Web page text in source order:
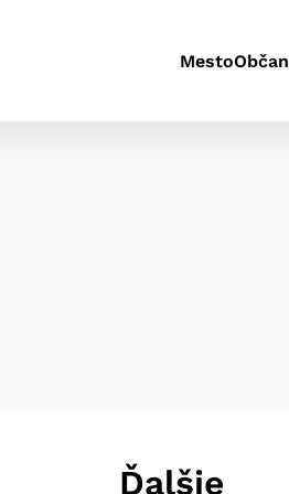
MestoObčan
Ďalšie